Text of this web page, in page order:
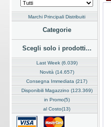
Marchi Principali Distribuiti
Categorie
Scegli solo i prodotti...
Last Week (6.039)
Novità (14.657)
Consegna Immediata (217)
Disponibili Magazzino (123.369)
in Promo(5)
al Costo(13)